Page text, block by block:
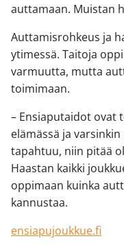
auttamaan. Muistan
Auttamisrohkeus ja
ytimessä. Taitoja
varmuutta, mutta
toimimaan.
– Ensiaputaidot ovat
elämässä ja
tapahtuu, niin pitää
Haastan kaikki
oppimaan kuinka
kannustaa.
ensiapujoukkue.fi